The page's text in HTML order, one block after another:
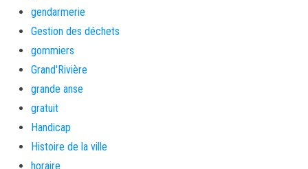
gendarmerie
Gestion des déchets
gommiers
Grand'Rivière
grande anse
gratuit
Handicap
Histoire de la ville
horaire